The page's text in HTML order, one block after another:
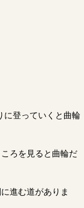
に登っていくと曲輪
ろを見ると曲輪だ
進む道がありま